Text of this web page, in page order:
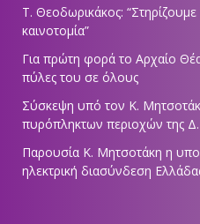
Τ. Θεοδωρικάκος: “Στηρίζουμε
καινοτομία”
Για πρώτη φορά το Αρχαίο
πύλες του σε όλους
Σύσκεψη υπό τον Κ.
πυρόπληκτων περιοχών της Δ.
Παρουσία Κ. Μητσοτάκη η
ηλεκτρική διασύνδεση